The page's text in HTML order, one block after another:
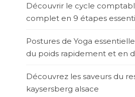
Découvrir le cycle
complet en 9 étapes
Postures de Yoga
du poids rapidement et en
Découvrez les saveurs du
kaysersberg alsace